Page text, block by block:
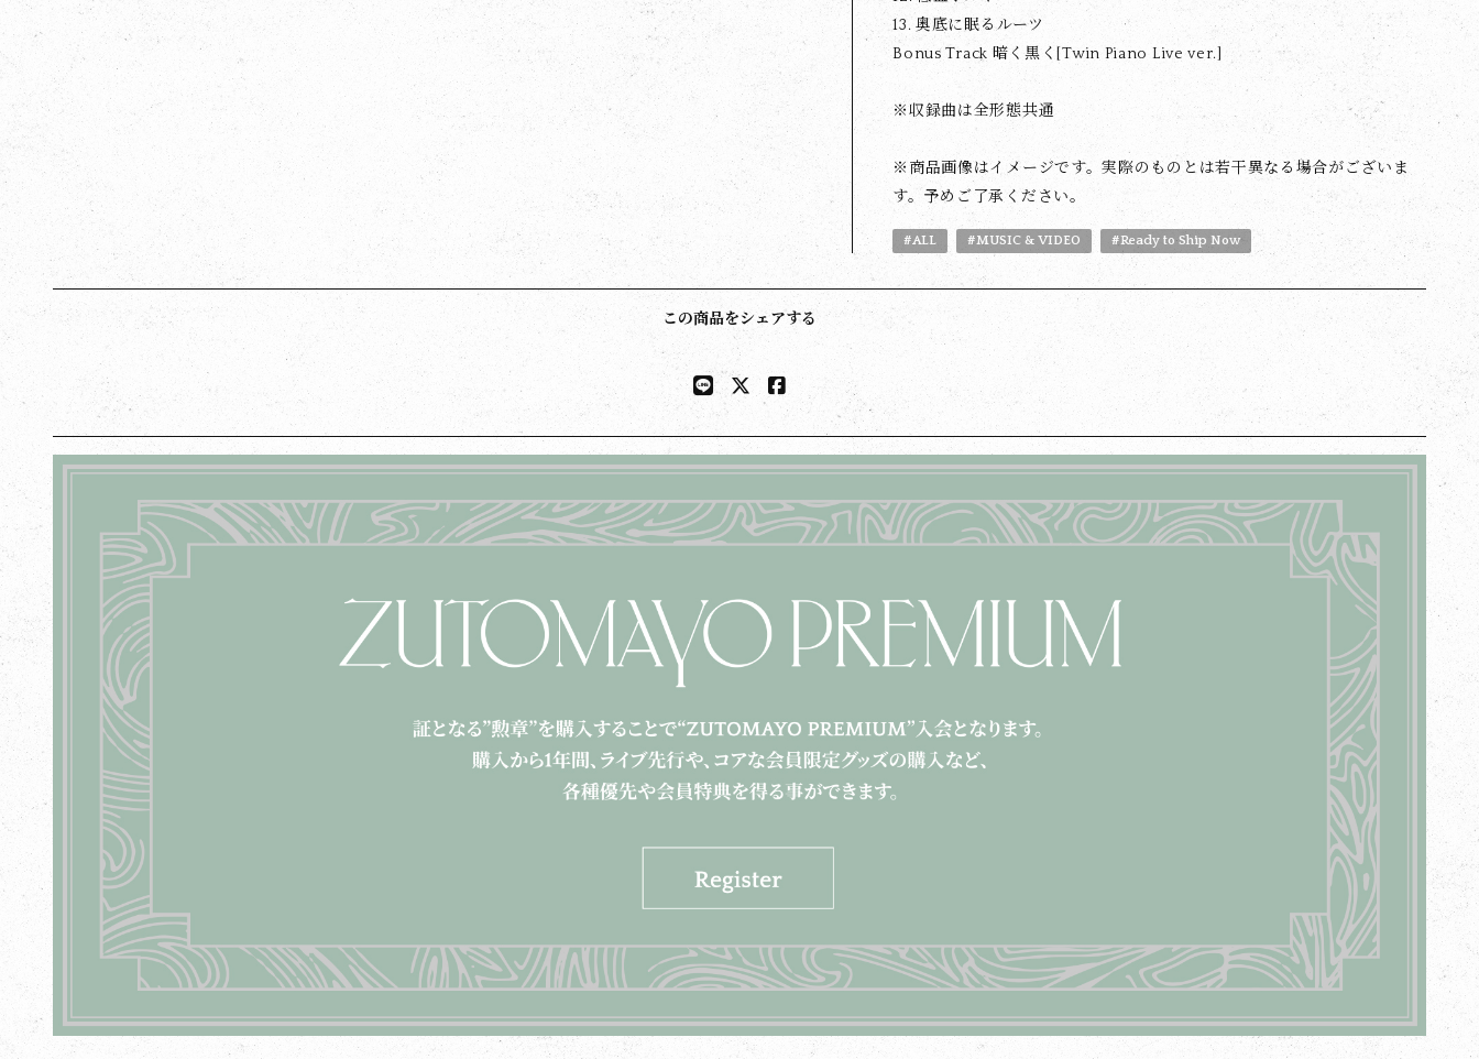
13. 奥底に眠るルーツ
Bonus Track 暗く黒く[Twin Piano Live ver.]
※収録曲は全形態共通
※商品画像はイメージです。実際のものとは若干異なる場合がございま
す。予めご了承ください。
#ALL #MUSIC & VIDEO #Ready to Ship Now
この商品をシェアする